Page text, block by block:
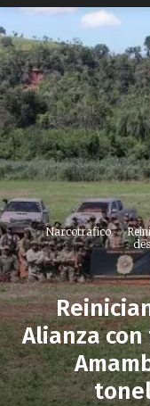
Narcotrafico
Alianza